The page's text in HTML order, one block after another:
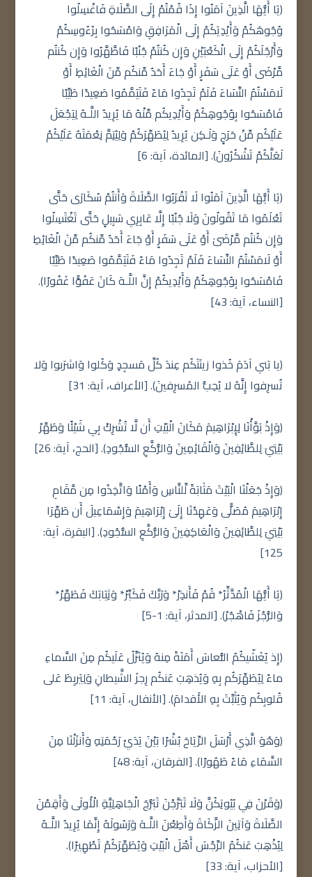
(يَا أَيُّهَا الَّذِينَ آمَنُوا إِذَا قُمْتُمْ إِلَى الصَّلَاةِ فَاغْسِلُوا
وُجُوهَكُمْ وَأَيْدِيَكُمْ إِلَى الْمَرَافِقِ وَامْسَحُوا بِرُءُوسِكُمْ
وَأَرْجُلَكُمْ إِلَى الْكَعْبَيْنِ وَإِن كُنتُمْ جُنُبًا فَاطَّهَّرُوا وَإِن كُنتُم
مَّرْضَى أَوْ عَلَى سَفَرٍ أَوْ جَاءَ أَحَدٌ مِّنكُم مِّنَ الْغَائِطِ أَوْ
لَامَسْتُمُ النِّسَاءَ فَلَمْ تَجِدُوا مَاءً فَتَيَمَّمُوا صَعِيدًا طَيِّبًا
فَامْسَحُوا بِوُجُوهِكُمْ وَأَيْدِيكُم مِّنْهُ مَا يُرِيدُ اللَّـهُ لِيَجْعَلَ
عَلَيْكُم مِّنْ حَرَجٍ وَلَـكِن يُرِيدُ لِيُطَهِّرَكُمْ وَلِيُتِمَّ نِعْمَتَهُ عَلَيْكُمْ
لَعَلَّكُمْ تَشْكُرُونَ). [المائدة، آية: 6]
(يَا أَيُّهَا الَّذِينَ آمَنُوا لَا تَقْرَبُوا الصَّلَاةَ وَأَنتُمْ سُكَارَى حَتَّى
تَعْلَمُوا مَا تَقُولُونَ وَلَا جُنُبًا إِلَّا عَابِرِي سَبِيلٍ حَتَّى تَغْتَسِلُوا
وَإِن كُنتُم مَّرْضَىٰ أَوْ عَلَى سَفَرٍ أَوْ جَاءَ أَحَدٌ مِّنكُم مِّنَ الْغَائِطِ
أَوْ لَامَسْتُمُ النِّسَاءَ فَلَمْ تَجِدُوا مَاءً فَتَيَمَّمُوا صَعِيدًا طَيِّبًا
فَامْسَحُوا بِوُجُوهِكُمْ وَأَيْدِيكُمْ إِنَّ اللَّـهَ كَانَ عَفُوًّا غَفُورًا).
[النساء، آية: 43]
(يا بَني آدَمَ خُذوا زينَتَكُم عِندَ كُلِّ مَسجِدٍ وَكُلوا وَاشرَبوا وَلا
تُسرِفوا إِنَّهُ لا يُحِبُّ المُسرِفينَ). [الأعراف، آية: 31]
(وَإِذْ بَوَّأْنَا لِإِبْرَاهِيمَ مَكَانَ الْبَيْتِ أَن لَّا تُشْرِكْ بِي شَيْئًا وَطَهِّرْ
بَيْتِيَ لِلطَّائِفِينَ وَالْقَائِمِينَ وَالرُّكَّعِ السُّجُودِ). [الحج، آية: 26]
(وَإِذْ جَعَلْنَا الْبَيْتَ مَثَابَةً لِّلنَّاسِ وَأَمْنًا وَاتَّخِذُوا مِن مَّقَامِ
إِبْرَاهِيمَ مُصَلًّى وَعَهِدْنَا إِلَىٰ إِبْرَاهِيمَ وَإِسْمَاعِيلَ أَن طَهِّرَا
بَيْتِيَ لِلطَّائِفِينَ وَالْعَاكِفِينَ وَالرُّكَّعِ السُّجُودِ). [البقرة، آية:
125]
(يَا أَيُّهَا الْمُدَّثِّرُ* قُمْ فَأَنذِرْ* وَرَبَّكَ فَكَبِّرْ* وَثِيَابَكَ فَطَهِّرْ*
وَالرُّجْزَ فَاهْجُرْ). [المدثر، آية: 1-5]
(إِذ يُغَشّيكُمُ النُّعاسَ أَمَنَةً مِنهُ وَيُنَزِّلُ عَلَيكُم مِنَ السَّماءِ
ماءً لِيُطَهِّرَكُم بِهِ وَيُذهِبَ عَنكُم رِجزَ الشَّيطانِ وَلِيَربِطَ عَلى
قُلوبِكُم وَيُثَبِّتَ بِهِ الأَقدامَ). [الأنفال، آية: 11]
(وَهُوَ الَّذِي أَرْسَلَ الرِّيَاحَ بُشْرًا بَيْنَ يَدَيْ رَحْمَتِهِ وَأَنزَلْنَا مِنَ
السَّمَاءِ مَاءً طَهُورًا). [الفرقان، آية: 48]
(وَقَرْنَ فِي بُيُوتِكُنَّ وَلَا تَبَرَّجْنَ تَبَرُّجَ الْجَاهِلِيَّةِ الْأُولَى وَأَقِمْنَ
الصَّلَاةَ وَآتِينَ الزَّكَاةَ وَأَطِعْنَ اللَّـهَ وَرَسُولَهُ إِنَّمَا يُرِيدُ اللَّـهُ
لِيُذْهِبَ عَنكُمُ الرِّجْسَ أَهْلَ الْبَيْتِ وَيُطَهِّرَكُمْ تَطْهِيرًا).
[الأحزاب، آية: 33]